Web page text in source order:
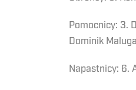
Pomocnicy: 3.
Dominik
Napastnicy: 6.